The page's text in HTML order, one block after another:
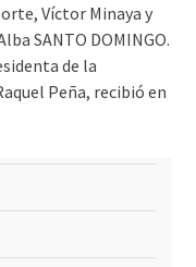
Víctor Minaya y
SANTO DOMINGO.
de la
Peña, recibió en